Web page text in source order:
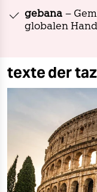
gebana–
globalen
texte der